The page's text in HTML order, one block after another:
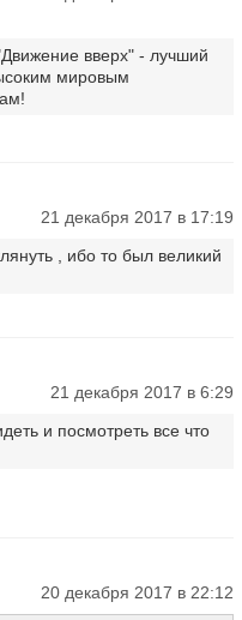
вверх" - лучший
мировым
21 декабря 2017 в 17:19
, ибо то был великий
21 декабря 2017 в 6:29
и посмотреть все что
20 декабря 2017 в 22:12